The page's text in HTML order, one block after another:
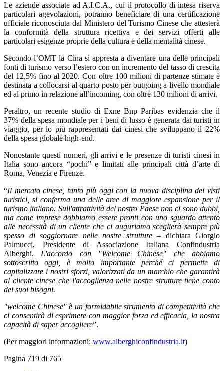
Le aziende associate ad A.I.C.A., cui il protocollo di intesa riserva
particolari agevolazioni, potranno beneficiare di una certificazione
ufficiale riconosciuta dal Ministero del Turismo Cinese che attesterà
la conformità della struttura ricettiva e dei servizi offerti alle
particolari esigenze proprie della cultura e della mentalità cinese.
Secondo l’OMT la Cina si appresta a diventare una delle principali
fonti di turismo verso l’estero con un incremento del tasso di crescita
del 12,5% fino al 2020. Con oltre 100 milioni di partenze stimate è
destinata a collocarsi al quarto posto per outgoing a livello mondiale
ed al primo in relazione all’incoming, con oltre 130 milioni di arrivi.
Peraltro, un recente studio di Exne Bnp Paribas evidenzia che il
37% della spesa mondiale per i beni di lusso è generata dai turisti in
viaggio, per lo più rappresentati dai cinesi che sviluppano il 22%
della spesa globale high-end.
Nonostante questi numeri, gli arrivi e le presenze di turisti cinesi in
Italia sono ancora “pochi” e limitati alle principali città d’arte di
Roma, Venezia e Firenze.
“Il mercato cinese, tanto più oggi con la nuova disciplina dei visti
turistici, si conferma una delle aree di maggiore espansione per il
turismo italiano. Sull'attrattività del nostro Paese non ci sono dubbi,
ma come imprese dobbiamo essere pronti con uno sguardo attento
alle necessità di un cliente che ci auguriamo sceglierà sempre più
spesso di soggiornare nelle nostre strutture– dichiara Giorgio
Palmucci, Presidente di Associazione Italiana Confindustria
Alberghi. L'accordo con "Welcome Chinese" che abbiamo
sottoscritto oggi, è molto importante perché ci permette di
capitalizzare i nostri sforzi, valorizzati da un marchio che garantirà
al cliente cinese che l'accoglienza nelle nostre strutture tiene conto
dei suoi bisogni.
"welcome Chinese" è un formidabile strumento di competitività che
ci consentirà di esprimere con maggior forza ed efficacia, la nostra
capacità di saper accogliere”.
(Per maggiori informazioni: www.alberghiconfindustria.it)
Pagina 719 di 765